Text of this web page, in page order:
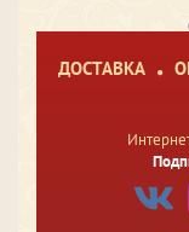
ДОСТАВКА